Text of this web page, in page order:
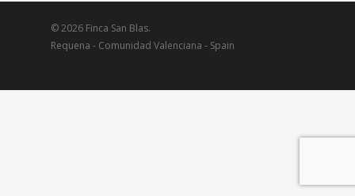
© 2026 Finca San Blas.
Requena - Comunidad Valenciana - Spain